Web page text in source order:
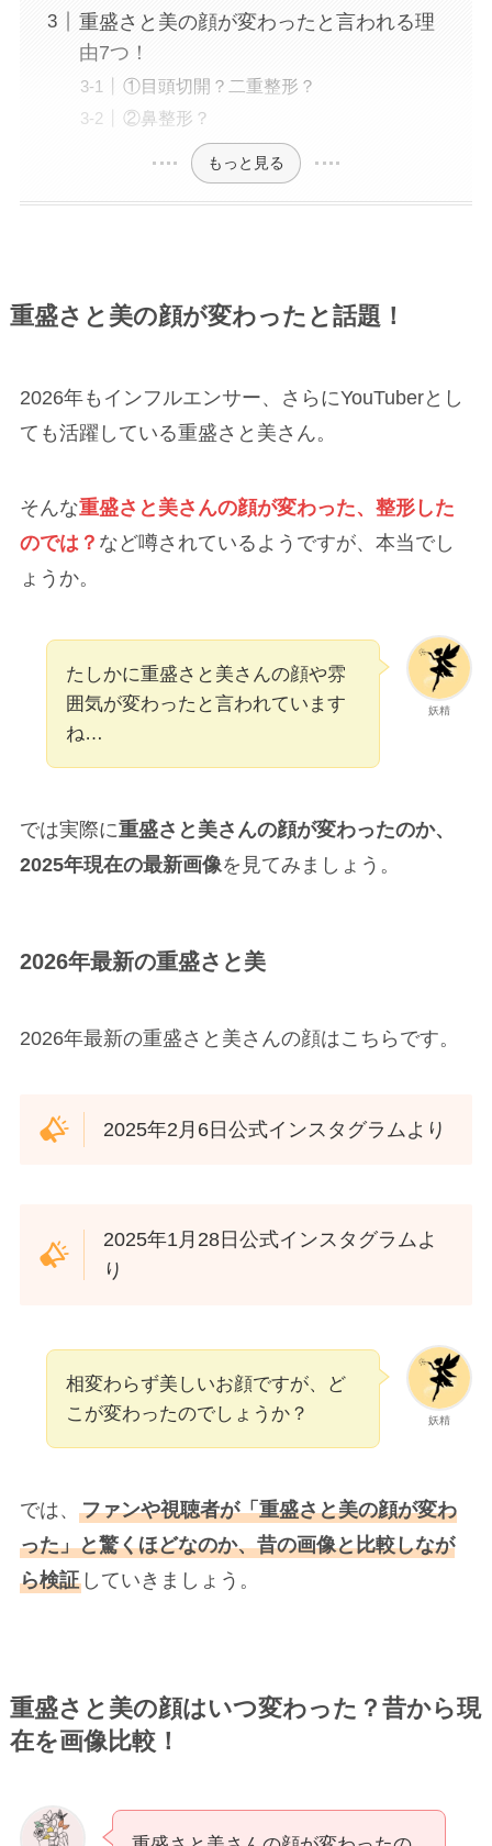
重盛さと美の顔が変わったと言われる理
由7つ！
①目頭切開？二重整形？
②鼻整形？
もっと見る
重盛さと美の顔が変わったと話題！
2026年もインフルエンサー、さらにYouTuberとし
ても活躍している重盛さと美さん。
そんな重盛さと美さんの顔が変わった、整形した
のでは？ など噂されているようですが、本当でし
ょうか。
妖精
たしかに重盛さと美さんの顔や雰
囲気が変わったと言われています
ね…
では実際に重盛さと美さんの顔が変わったのか、
2025年現在の最新画像を見てみましょう。
2026年最新の重盛さと美
2026年最新の重盛さと美さんの顔はこちらです。
2025年2月6日公式インスタグラムより
2025年1月28日公式インスタグラムよ
り
妖精
相変わらず美しいお顔ですが、ど
こが変わったのでしょうか？
では、 ファンや視聴者が「重盛さと美の顔が変わ
った」と驚くほどなのか、昔の画像と比較しなが
ら検証していきましょう。
重盛さと美の顔はいつ変わった？昔から現
在を画像比較！